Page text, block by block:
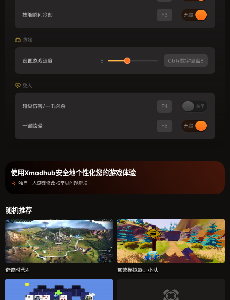
使用Xmodhub安全地个性化您的游戏体验
独自一人游戏修改器常见问题解决
随机推荐
奇迹时代4 露营模拟器：小队